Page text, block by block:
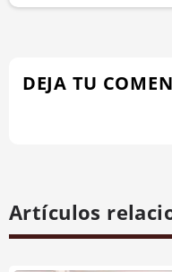
DEJA TU
Artículos